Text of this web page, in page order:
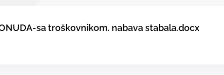
sa troškovnikom. nabava stabala.docx